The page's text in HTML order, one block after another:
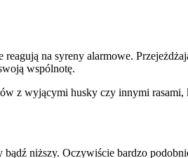
reagują na syreny alarmowe.
wspólnotę.
z wyjącymi husky czy innymi
niższy. Oczywiście bardzo